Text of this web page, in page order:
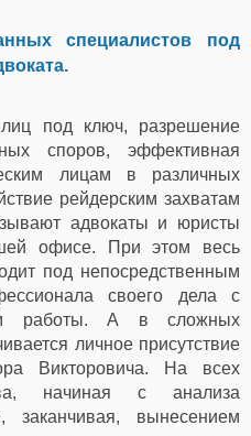
специалистов под
лиц под ключ, разрешение
споров, эффективная
лицам в различных
рейдерским захватам
адвокаты и юристы
офисе. При этом весь
под непосредственным
своего дела с
работы. А в сложных
личное присутствие
Викторовича. На всех
начиная с анализа
заканчивая, вынесением